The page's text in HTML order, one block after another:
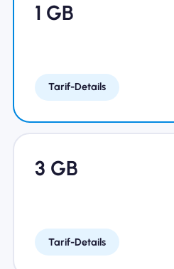
Für das Geschäft
1 GB
Tarif-Details
3 GB
Tarif-Details